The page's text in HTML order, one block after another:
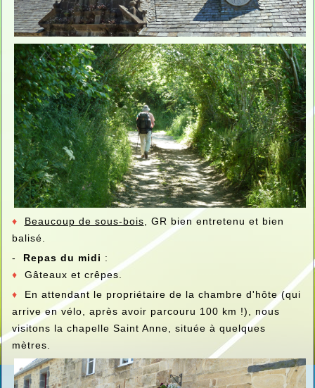
♦ Beaucoup de sous-bois , GR bien entretenu et bien
balisé.
- Repas du midi :
♦ Gâteaux et crêpes.
♦ En attendant le propriétaire de la chambre d'hôte (qui
arrive en vélo, après avoir parcouru 100 km !), nous
visitons la chapelle Saint Anne, située à quelques
mètres.